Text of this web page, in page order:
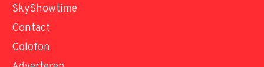
SkyShowtime
Contact
Colofon